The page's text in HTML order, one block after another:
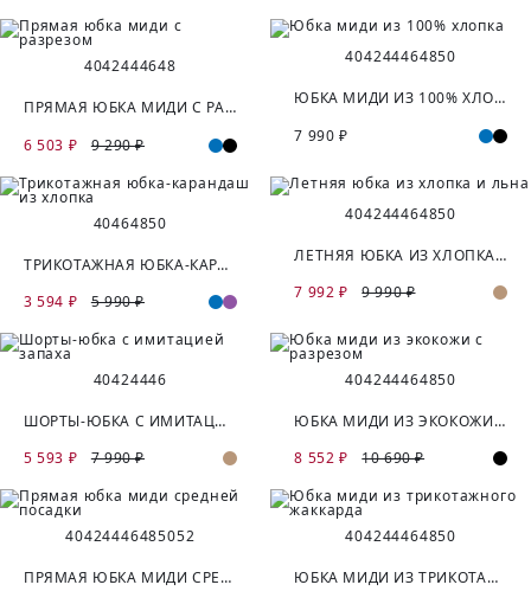
4042444648
ПРЯМАЯ ЮБКА МИДИ С РАЗРЕЗОМ
6 503 ₽
9 290 ₽
404244464850
ЮБКА МИДИ ИЗ 100% ХЛОПКА
7 990 ₽
40464850
ТРИКОТАЖНАЯ ЮБКА-КАРАНДАШ ИЗ ХЛОПКА
3 594 ₽
5 990 ₽
404244464850
ЛЕТНЯЯ ЮБКА ИЗ ХЛОПКА И ЛЬНА
7 992 ₽
9 990 ₽
40424446
ШОРТЫ-ЮБКА С ИМИТАЦИЕЙ ЗАПАХА
5 593 ₽
7 990 ₽
404244464850
ЮБКА МИДИ ИЗ ЭКОКОЖИ С РАЗРЕЗОМ
8 552 ₽
10 690 ₽
40424446485052
ПРЯМАЯ ЮБКА МИДИ СРЕДНЕЙ ПОСАДКИ
404244464850
ЮБКА МИДИ ИЗ ТРИКОТАЖНОГО ЖАККАРДА